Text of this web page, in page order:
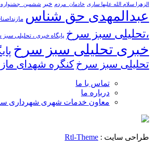
الزهرا سلام الله علیها ساری خادمان_مردم خبر
عبدالمهدی حق شناس
،تحلیلی سبز سرخ پایگاه خبری ، تحلیلی
خبری تحلیلی سبز سرخ
تحلیلی سبز سرخ کنگره شهدای
تماس با ما
درباره ما
معاون خدمات شهری شهرداری
طراحی سایت : Rtl-Theme